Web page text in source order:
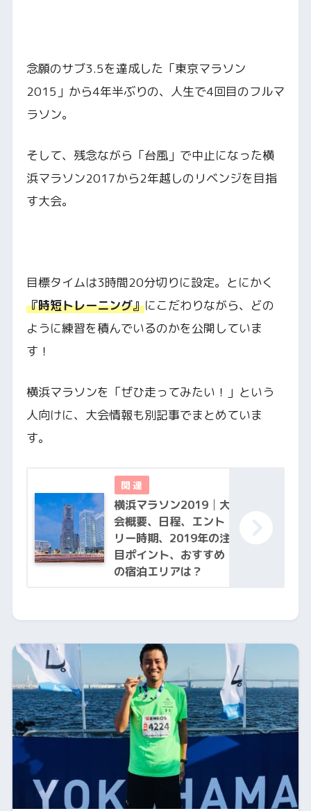
念願のサブ3.5を達成した「東京マラソン
2015」から4年半ぶりの、人生で4回目のフルマ
ラソン。
そして、残念ながら「台風」で中止になった横
浜マラソン2017から2年越しのリベンジを目指
す大会。
目標タイムは3時間20分切りに設定。とにかく
『時短トレーニング』にこだわりながら、どの
ように練習を積んでいるのかを公開していま
す！
横浜マラソンを「ぜひ走ってみたい！」という
人向けに、大会情報も別記事でまとめていま
す。
横浜マラソン2019│大
会概要、日程、エント
リー時期、2019年の注
目ポイント、おすすめ
の宿泊エリアは？